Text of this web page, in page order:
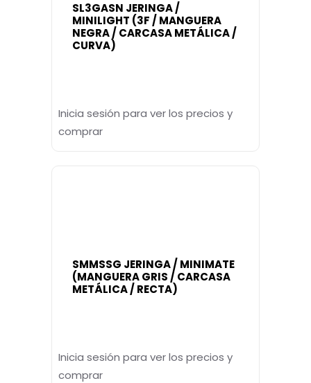
SL3GASN JERINGA /
MINILIGHT (3F / MANGUERA
NEGRA / CARCASA METÁLICA /
CURVA)
Inicia sesión para ver los precios y
comprar
SMMSSG JERINGA / MINIMATE
(MANGUERA GRIS / CARCASA
METÁLICA / RECTA)
Inicia sesión para ver los precios y
comprar